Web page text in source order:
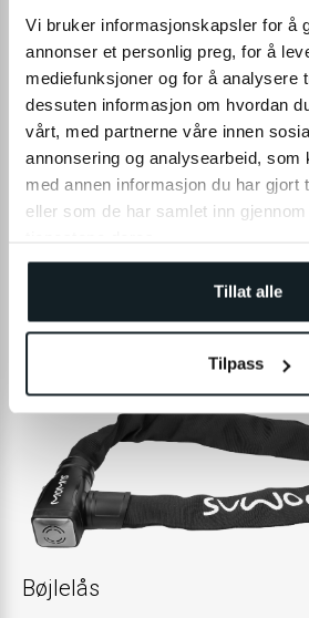
Vi bruker informasjonskapsler for å
annonser et personlig preg, for å
mediefunksjoner og for å analysere
dessuten informasjon om hvordan
vårt, med partnerne våre innen
annonsering og analysearbeid, som
med annen informasjon du har gjort
eller som de har samlet inn
Tillat alle
Tilpass
Fordele:
Meget sikker og
Fleksibel – kan bruges til
Holdbar, fremstillet af
Ulemper:
Bedste kædelås til elcykel:
Momas kædelås med alarm
Bøjlelås